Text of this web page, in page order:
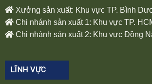
Xưởng sản xuất: Khu vực TP. Bình
Chi nhánh sản xuất 1: Khu vực TP.
Chi nhánh sản xuất 2: Khu vực Đồng
LĨNH VỰC